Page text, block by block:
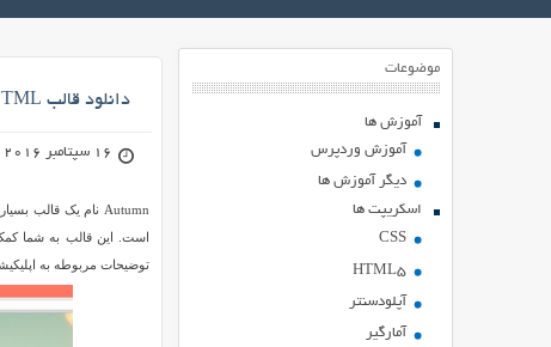
موضوعات
آموزش ها
آموزش وردپرس
دیگر آموزش ها
اسکریپت ها
CSS
HTML5
آپلودسنتر
آمارگیر
دانلود قالب HTML برای معرفی اپلیکیشن موبایل Autumn
16 سپتامبر 2016
است. این قالب به شما
توضیحات مربوطه به